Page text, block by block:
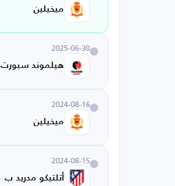
ميخيلين
2025-06-30
هيلموند سبورت
2024-08-16
ميخيلين
2024-08-15
أتلتيكو مدريد ب